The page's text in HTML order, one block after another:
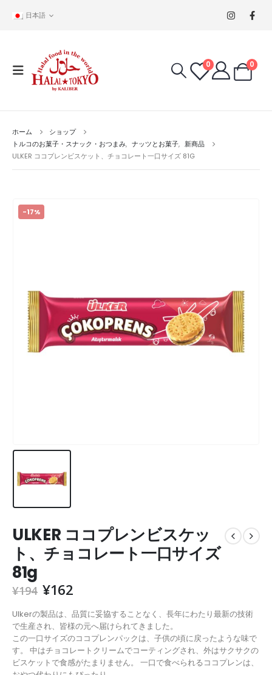
日本語
0 0
ホーム
ショップ
トルコのお菓子・スナック・おつまみ, ナッツとお菓子, 新商品
ULKER ココプレンビスケット、チョコレート一口サイズ 81G
-17%
ULKER ココプレンビスケッ
ト、チョコレート一口サイズ
81g
¥194 ¥162
Ulkerの製品は、品質に妥協することなく、長年にわたり最新の技術
で生産され、皆様の元へ届けられてきました。
この一口サイズのココプレンパックは、子供の頃に戻ったような味で
す。 中はチョコレートクリームでコーティングされ、外はサクサクの
ビスケットで食感がたまりません。 一口で食べられるココプレンは、